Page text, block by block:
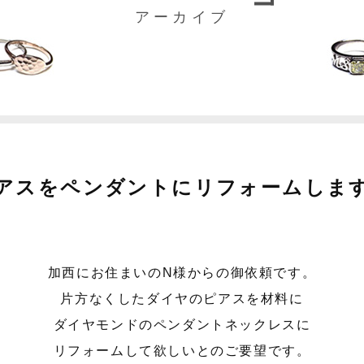
アーカイブ
スをペンダントにリフォームしま
加西にお住まいのN様からの御依頼です。
片方なくしたダイヤのピアスを材料に
ダイヤモンドのペンダントネックレスに
リフォームして欲しいとのご要望です。